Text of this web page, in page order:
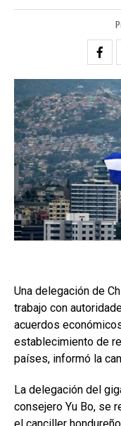
Una delegación de
trabajo con
acuerdos
establecimiento de
países, informó la
La delegación del
consejero Yu Bo, se